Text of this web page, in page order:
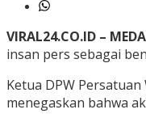
VIRAL24.CO.ID –
insan pers sebagai
Ketua DPW
menegaskan bahwa